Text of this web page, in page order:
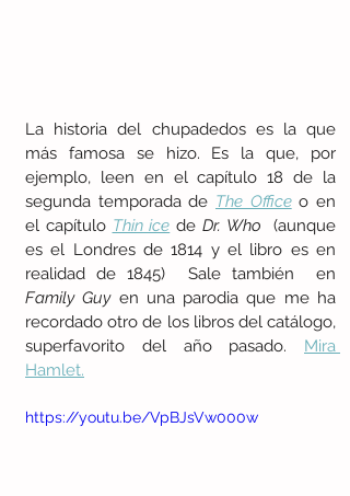
La historia del chupadedos es la que
más famosa se hizo. Es la que, por
ejemplo, leen en el capítulo 18 de la
segunda temporada de The Office o en
el capítulo Thin ice de Dr. Who
(aunque
es el Londres de 1814 y el libro es en
Family Guy en una parodia que me ha
recordado otro de los libros del catálogo,
superfavorito del año pasado. Mira
Hamlet.
https://youtu.be/VpBJsVw000w